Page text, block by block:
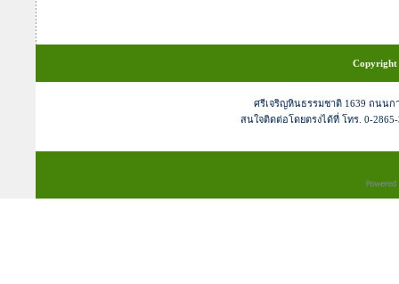
Copyright
ศรีเจริญหินธรรมชาติ 1639 ถนนก
สนใจติดต่อโดยตรงได้ที่ โทร. 0-2865-